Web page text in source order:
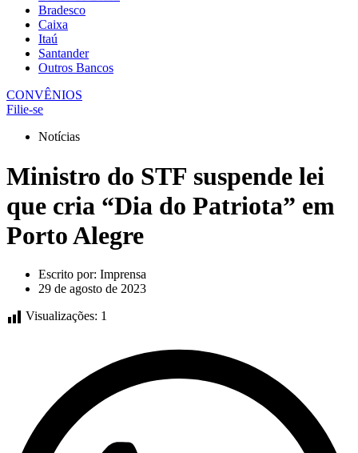
Bradesco
Caixa
Itaú
Santander
Outros Bancos
CONVÊNIOS
Filie-se
Notícias
Ministro do STF suspende lei
que cria “Dia do Patriota” em
Porto Alegre
Escrito por: Imprensa
29 de agosto de 2023
Visualizações: 1